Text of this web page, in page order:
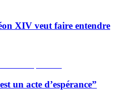
XIV veut faire entendre
un acte d’espérance”